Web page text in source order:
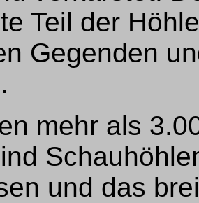
Teil der
Gegenden
mehr als
und das